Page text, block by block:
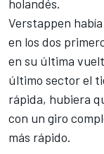
holandés.
Verstappen
en los dos
en su última
último sector el
rápida, hubiera
con un giro
más rápido.